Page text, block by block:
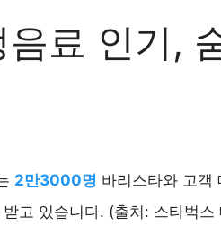
료 인기,
2만3000명 바리스타와 고객
고 있습니다. (출처: 스타벅